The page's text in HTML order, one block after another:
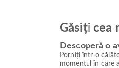
Găsiți cea
Descoperă o
Porniți într-o
momentul în care